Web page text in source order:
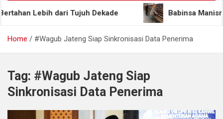
Lebih dari Tujuh Dekade Babinsa Manisrenggo
Home #Wagub Jateng Siap Sinkronisasi Data Penerima
Tag: #Wagub Jateng Siap
Sinkronisasi Data Penerima